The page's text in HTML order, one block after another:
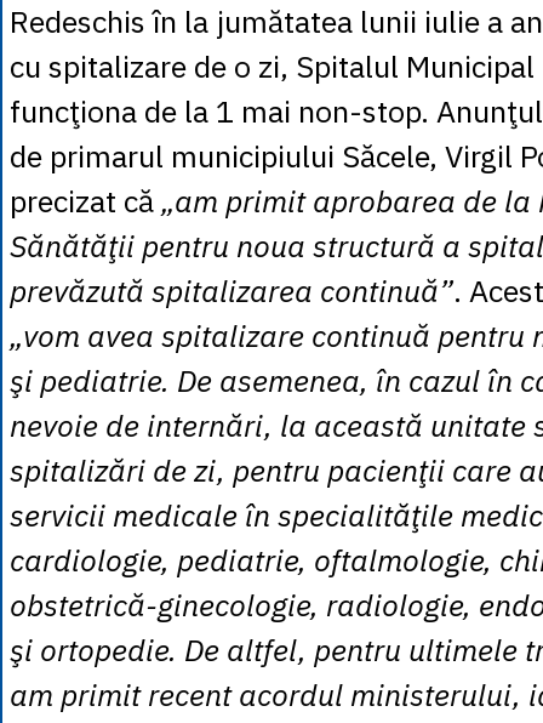
1 XDR
= 5.9383
Redeschis în la jumătatea lunii iulie a
cu spitalizare de o zi, Spitalul
funcţiona de la 1 mai non-stop.
de primarul municipiului Săcele, Virgil
precizat că„am primit aprobarea de la
Sănătăţii pentru noua structură a
prevăzută spitalizarea continuă”.
„vom avea spitalizare continuă pentru
şi pediatrie. De asemenea, în cazul în
nevoie de internări, la această unitate
spitalizări de zi, pentru pacienţii care
servicii medicale în specialităţile
cardiologie, pediatrie, oftalmologie,
obstetrică-ginecologie, radiologie,
şi ortopedie. De altfel, pentru ultimele
am primit recent acordul ministerului,